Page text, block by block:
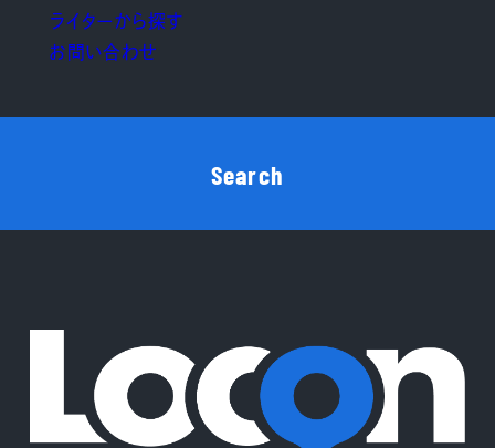
ライターから探す
お問い合わせ
Search